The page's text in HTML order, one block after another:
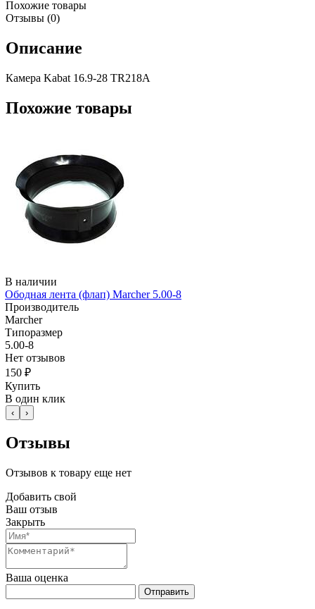
Похожие товары
Отзывы (0)
Описание
Камера Kabat 16.9-28 TR218A
Похожие товары
В наличии
Ободная лента (флап) Marcher 5.00-8
Производитель
Marcher
Типоразмер
5.00-8
Нет отзывов
150 ₽
Купить
В один клик
‹ ›
Отзывы
Отзывов к товару еще нет
Добавить свой
Ваш отзыв
Закрыть
Ваша оценка
Отправить